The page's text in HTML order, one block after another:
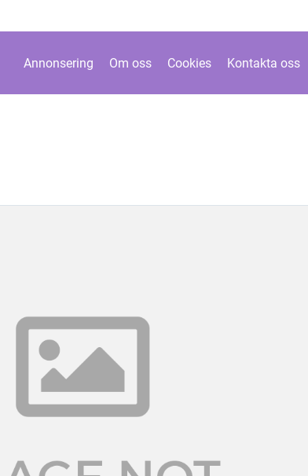
Annonsering Om oss Cookies Kontakta oss